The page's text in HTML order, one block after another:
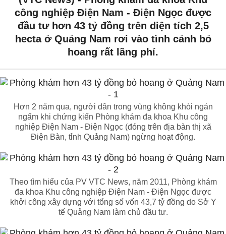
công nghiệp Điện Nam - Điện Ngọc được
đầu tư hơn 43 tỷ đồng trên diện tích 2,5
hecta ở Quảng Nam rơi vào tình cảnh bỏ
hoang rất lãng phí.
Hơn 2 năm qua, người dân trong vùng không khỏi ngán
ngẩm khi chứng kiến Phòng khám đa khoa Khu công
nghiệp Điện Nam - Điện Ngọc (đóng trên địa bàn thị xã
Điện Bàn, tỉnh Quảng Nam) ngừng hoạt động.
Theo tìm hiểu của PV VTC News, năm 2011, Phòng khám
đa khoa Khu công nghiệp Điện Nam - Điện Ngọc được
khởi công xây dựng với tổng số vốn 43,7 tỷ đồng do Sở Y
tế Quảng Nam làm chủ đầu tư.